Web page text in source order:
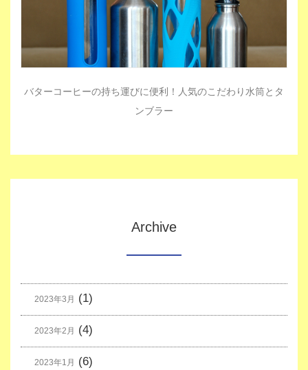
バターコーヒーの持ち運びに便利！人気のこだわり水筒とタ
ンブラー
Archive
2023年3月 (1)
2023年2月 (4)
2023年1月 (6)